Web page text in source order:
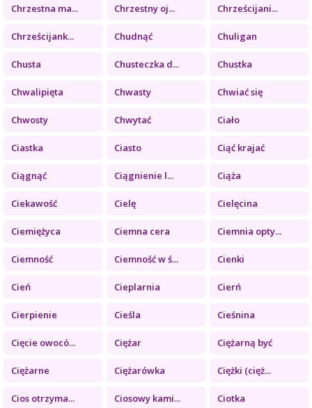
Chrzestna ma... Chrzestny oj... Chrześcijani...
Chrześcijank... Chudnąć Chuligan
Chusta Chusteczka d... Chustka
Chwalipięta Chwasty Chwiać się
Chwosty Chwytać Ciało
Ciastka Ciasto Ciąć krajać
Ciągnąć Ciągnienie l... Ciąża
Ciekawość Cielę Cielęcina
Ciemiężyca Ciemna cera Ciemnia opty...
Ciemność Ciemność w ś... Cienki
Cień Cieplarnia Cierń
Cierpienie Cieśla Cieśnina
Cięcie owocó... Ciężar Ciężarną być
Ciężarne Ciężarówka Ciężki (cięż...
Cios otrzyma... Ciosowy kami... Ciotka